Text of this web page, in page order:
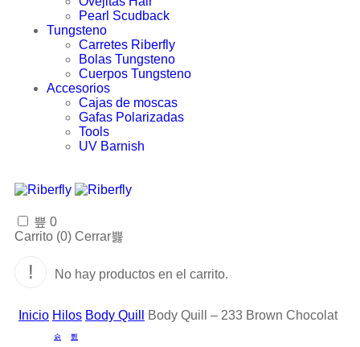
Pearl Scudback
Tungsteno
Carretes Riberfly
Bolas Tungsteno
Cuerpos Tungsteno
Accesorios
Cajas de moscas
Gafas Polarizadas
Tools
UV Barnish
0
Carrito (0) Cerrar
No hay productos en el carrito.
Inicio Hilos Body Quill Body Quill – 233 Brown Chocolat